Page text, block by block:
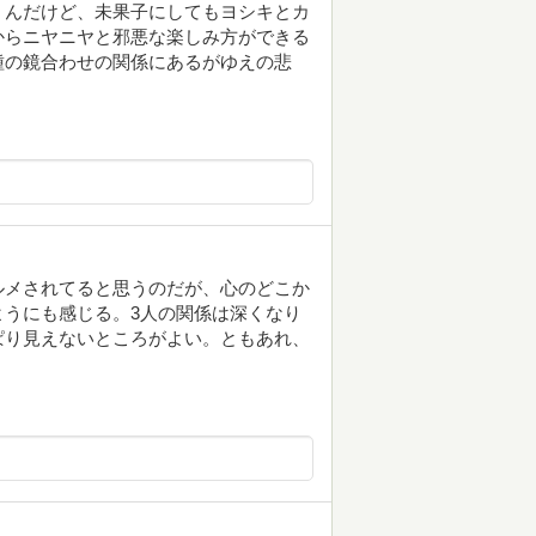
だけど、未果子にしてもヨシキとカ
ニヤニヤと邪悪な楽しみ方ができる
鏡合わせの関係にあるがゆえの悲
されてると思うのだが、心のどこか
にも感じる。3人の関係は深くなり
見えないところがよい。ともあれ、